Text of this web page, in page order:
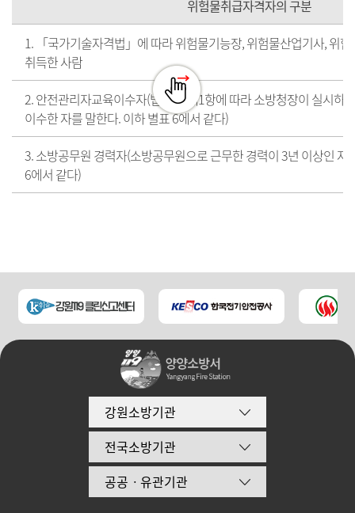
위험물취급자격자의 구분
1. 「국가기술자격법」에 따라 위험물기능장, 위험물산업기사, 위
취득한 사람
2. 안전관리자교육이수자(법 28조제1항에 따라 소방청장이 실시하
이수한 자를 말한다. 이하 별표 6에서 같다)
3. 소방공무원 경력자(소방공무원으로 근무한 경력이 3년 이상인 자
6에서 같다)
강원소방기관
전국소방기관
공공ㆍ유관기관